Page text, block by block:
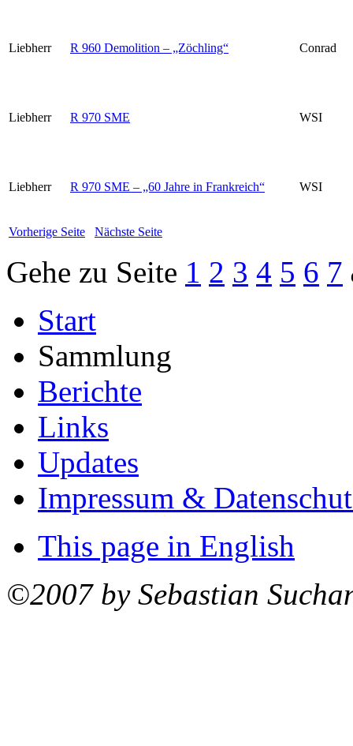
Liebherr R 960 Demolition – „Zöchling“ Conrad
Liebherr R 970 SME WSI
Liebherr R 970 SME – „60 Jahre in Frankreich“ WSI
Vorherige Seite Nächste Seite
Gehe zu Seite 1 2 3 4 5 6 7
Start
Sammlung
Berichte
Links
Updates
Impressum &
This page in English
©2007 by Sebastian